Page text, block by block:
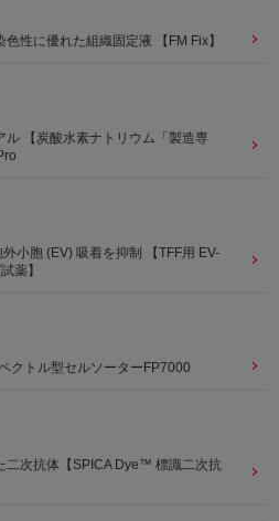
性に優れた組織固定液 【FM Fix】
ル 【炭酸水素ナトリウム「製造専
小胞 (EV) 吸着を抑制 【TFF用 EV-
薬】
トル型セルソーターFP7000
二次抗体【SPICA Dye™ 標識二次抗